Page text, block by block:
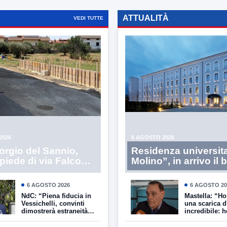
VEDI TUTTE
del Sannio,
di via Falcone
Zampetti e
replicano alle
6 AGOSTO 2026
NdC: “Piena fiducia in
Vessichelli, convinti
dimostrerà estraneità
ATTUALITÀ
6 AGOSTO 2026
Residenza
Molino”, in arrivo il
per l’assegnazione
posti letto. Errico:
traguardo per
6 AGOSTO
Mastella:
una scarica
incredibile: